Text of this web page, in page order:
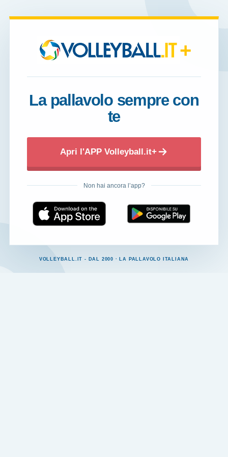
+
La pallavolo sempre con
te
Apri l'APP Volleyball.it+
Non hai ancora l’app?
VOLLEYBALL.IT - DAL 2000 · LA PALLAVOLO ITALIANA